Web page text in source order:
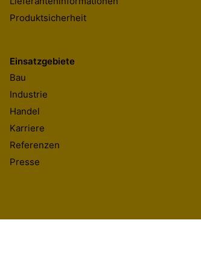
Produktsicherheit
Einsatzgebiete
Bau
Industrie
Handel
Karriere
Referenzen
Presse